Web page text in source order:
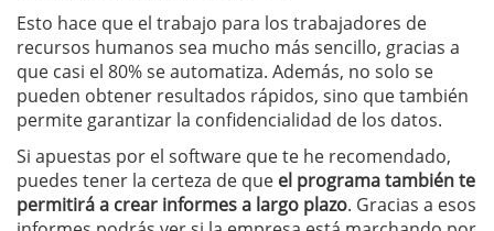
Esto hace que el trabajo para los trabajadores de
recursos humanos sea mucho más sencillo, gracias a
que casi el 80% se automatiza. Además, no solo se
pueden obtener resultados rápidos, sino que también
permite garantizar la confidencialidad de los datos.
Si apuestas por el software que te he recomendado,
puedes tener la certeza de que el programa también te
permitirá a crear informes a largo plazo. Gracias a esos